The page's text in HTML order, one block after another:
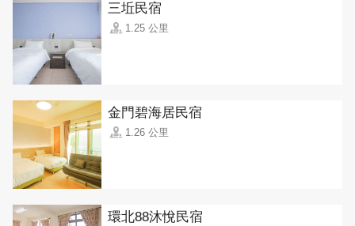
三坵民宿
1.25 公里
金門碧海居民宿
1.26 公里
環北88沐悅民宿